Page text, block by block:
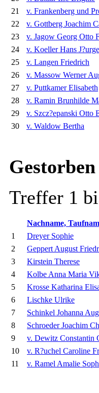
21
v. Frankenberg und
22
v. Gottberg Joachim
23
v. Jagow Georg Otto
24
v. Koeller Hans
25
v. Langen Friedrich
26
v. Massow Werner
27
v. Puttkamer Elisabeth
28
v. Ramin Brunhilde
29
v. Szcz?epanski Otto
30
v. Waldow Bertha
Gestorben
Treffer 1
Nachname,
1
Dreyer Sophie
2
Geppert August
3
Kirstein Therese
4
Kolbe Anna Maria
5
Krosse Katharina
6
Lischke Ulrike
7
Schinkel Johanna
8
Schroeder Joachim
9
v. Dewitz Constantin
10
v. R?uchel Caroline
11
v. Ramel Amalie